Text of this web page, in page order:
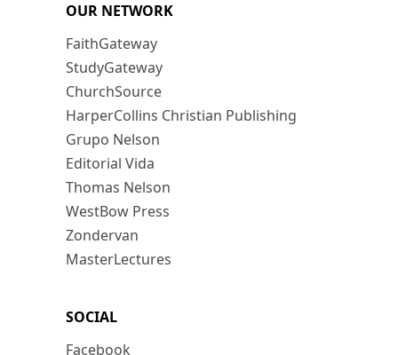
OUR NETWORK
FaithGateway
StudyGateway
ChurchSource
HarperCollins Christian Publishing
Grupo Nelson
Editorial Vida
Thomas Nelson
WestBow Press
Zondervan
MasterLectures
SOCIAL
Facebook